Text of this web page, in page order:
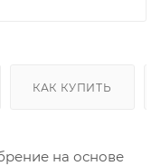
КАК КУПИТЬ
на основе